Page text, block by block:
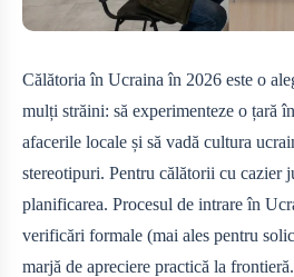
Călătoria în Ucraina în 2026 este o
mulți străini: să experimenteze o țară
afacerile locale și să vadă cultura
stereotipuri. Pentru călătorii cu cazier
planificarea. Procesul de intrare în
verificări formale (mai ales pentru
marjă de apreciere practică la